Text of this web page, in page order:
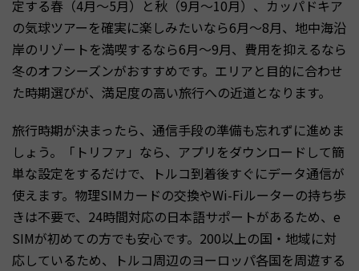
定する春（4月〜5月）と秋（9月〜10月）、カッパドキア
の気球ツアーを確実に楽しみたいなら6月〜8月、地中海沿
岸のリゾートを満喫するなら6月〜9月、費用を抑えるなら
冬のオフシーズンがおすすめです。エリアと目的に合わせ
た時期選びが、満足度の高い旅行への近道となります。
旅行時期が決まったら、通信手段の準備も忘れずに進めま
しょう。「トリファ」なら、アプリをダウンロードして簡
単な設定をするだけで、トルコ到着後すぐにデータ通信が
使えます。物理SIMカードの交換やWi-Fiルーターの持ち歩
きは不要で、24時間対応の日本語サポートがあるため、e
SIMが初めての方でも安心です。200以上の国・地域に対
応しているため、トルコ周辺のヨーロッパ各国を周遊する